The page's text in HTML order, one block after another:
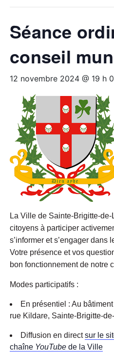
Séance
conseil
12 novembre 2024 @ 19 h
La Ville de Sainte-Brigitte-
citoyens à participer
s’informer et s’engager dans
Votre présence et vos
bon fonctionnement de notre
Modes participatifs :
En présentiel : Au
rue Kildare, Sainte-Brigitte-
Diffusion en directsur le
chaîne YouTube de la Ville